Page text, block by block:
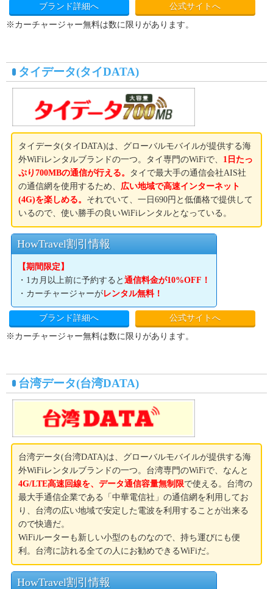
ブランド詳細へ
公式サイトへ
※カーチャージャー無料は数に限りがあります。
タイデータ(タイDATA)
タイデータ(タイDATA)は、グローバルモバイルが提供する海
外WiFiレンタルブランドの一つ。タイ専門のWiFiで、 1日たっ
ぷり700MBの通信が行える。
タイで最大手の通信会社AIS社
の通信網を使用するため、 広い地域で高速インターネット
(4G)を楽しめる。 それでいて、一日690円と低価格で提供して
いるので、使い勝手の良いWiFiレンタルとなっている。
HowTravel割引情報
【期間限定】
・1カ月以上前に予約すると通信料金が10%OFF！
・カーチャージャーがレンタル無料！
ブランド詳細へ
公式サイトへ
※カーチャージャー無料は数に限りがあります。
台湾データ(台湾DATA)
台湾データ(台湾DATA)は、グローバルモバイルが提供する海
外WiFiレンタルブランドの一つ。台湾専門のWiFiで、なんと
4G/LTE高速回線を、データ通信容量無制限で使える。台湾の
最大手通信企業である「中華電信社」の通信網を利用してお
り、台湾の広い地域で安定した電波を利用することが出来る
ので快適だ。
WiFiルーターも新しい小型のものなので、持ち運びにも便
利。台湾に訪れる全ての人にお勧めできるWiFiだ。
HowTravel割引情報